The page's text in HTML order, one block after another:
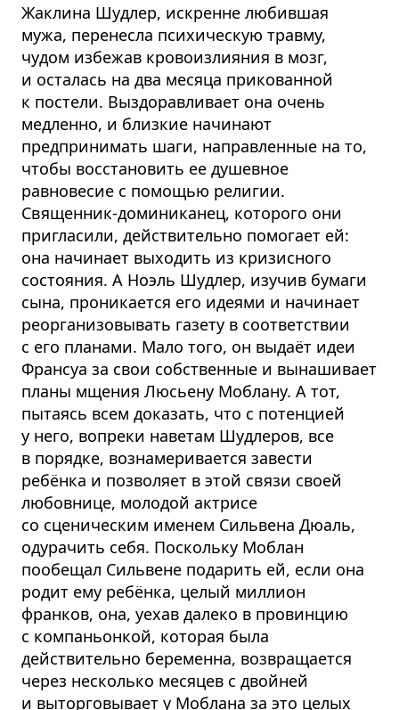
Жаклина Шудлер, искренне любившая
мужа, перенесла психическую травму,
чудом избежав кровоизлияния в мозг,
и осталась на два месяца прикованной
к постели. Выздоравливает она очень
медленно, и близкие начинают
предпринимать шаги, направленные на то,
чтобы восстановить ее душевное
равновесие с помощью религии.
Священник-доминиканец, которого они
пригласили, действительно помогает ей:
она начинает выходить из кризисного
состояния. А Ноэль Шудлер, изучив бумаги
сына, проникается его идеями и начинает
реорганизовывать газету в соответствии
с его планами. Мало того, он выдаёт идеи
Франсуа за свои собственные и вынашивает
планы мщения Люсьену Моблану. А тот,
пытаясь всем доказать, что с потенцией
у него, вопреки наветам Шудлеров, все
в порядке, вознамеривается завести
ребёнка и позволяет в этой связи своей
любовнице, молодой актрисе
со сценическим именем Сильвена Дюаль,
одурачить себя. Поскольку Моблан
пообещал Сильвене подарить ей, если она
родит ему ребёнка, целый миллион
франков, она, уехав далеко в провинцию
с компаньонкой, которая была
действительно беременна, возвращается
через несколько месяцев с двойней
и выторговывает у Моблана за это целых